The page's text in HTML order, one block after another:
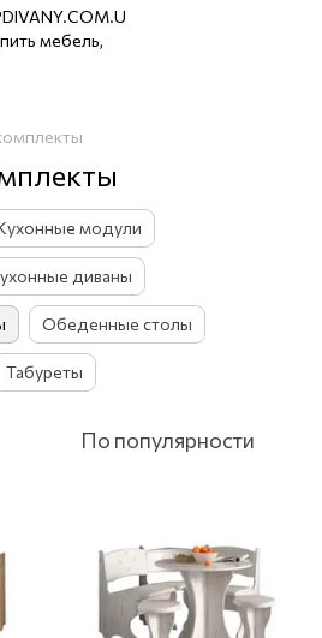
модули
диваны
Обеденные столы
Табуреты
По популярности